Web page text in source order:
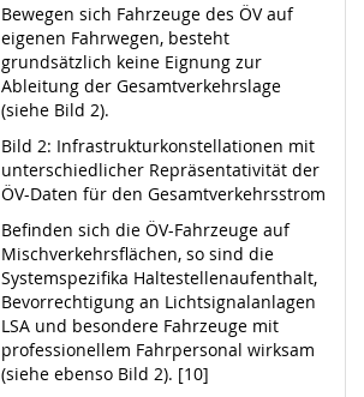
Bewegen sich Fahrzeuge des ÖV auf
eigenen Fahrwegen, besteht
grundsätzlich keine Eignung zur
Ableitung der Gesamtverkehrslage
(siehe Bild 2).
Bild 2: Infrastrukturkonstellationen mit
unterschiedlicher Repräsentativität der
ÖV-Daten für den Gesamtverkehrsstrom
Befinden sich die ÖV-Fahrzeuge auf
Mischverkehrsflächen, so sind die
Systemspezifika Haltestellenaufenthalt,
Bevorrechtigung an Lichtsignalanlagen
LSA und besondere Fahrzeuge mit
professionellem Fahrpersonal wirksam
(siehe ebenso Bild 2). [10]